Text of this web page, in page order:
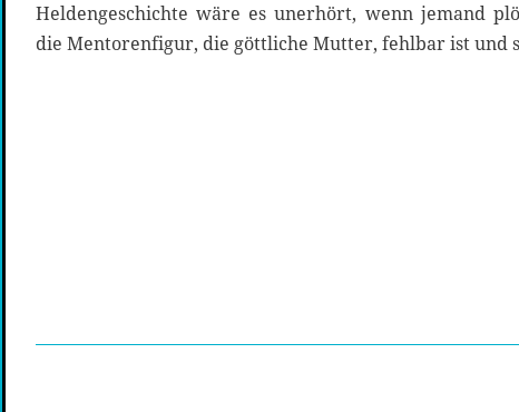
Heldengeschichte wäre es unerhört, wenn jemand
die Mentorenfigur, die göttliche Mutter, fehlbar ist und